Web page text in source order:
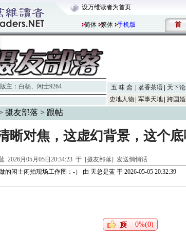
设万维读者为首页
简体 繁体 手机版 首
版主： 白杨、 闲士9264 五 味 斋 茗香茶语 天下
史地人物
军事天地 跨国
摄友部落 > 跟帖
晰对焦，这虚幻背景，这个底
2026月05月05日20:34:23 于 [摄友部落] 发送悄悄话
的闲士闲拍现场工作图：-） 由 天总是蓝于 2026-05-05 20:32:39
0%(0)